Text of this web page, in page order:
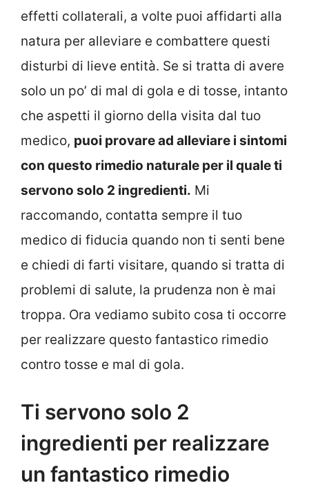
effetti collaterali, a volte puoi affidarti alla
natura per alleviare e combattere questi
disturbi di lieve entità. Se si tratta di avere
solo un po’ di mal di gola e di tosse, intanto
che aspetti il giorno della visita dal tuo
medico, puoi provare ad alleviare i sintomi
con questo rimedio naturale per il quale ti
servono solo 2 ingredienti. Mi
raccomando, contatta sempre il tuo
medico di fiducia quando non ti senti bene
e chiedi di farti visitare, quando si tratta di
problemi di salute, la prudenza non è mai
troppa. Ora vediamo subito cosa ti occorre
per realizzare questo fantastico rimedio
contro tosse e mal di gola.
Ti servono solo 2
ingredienti per realizzare
un fantastico rimedio